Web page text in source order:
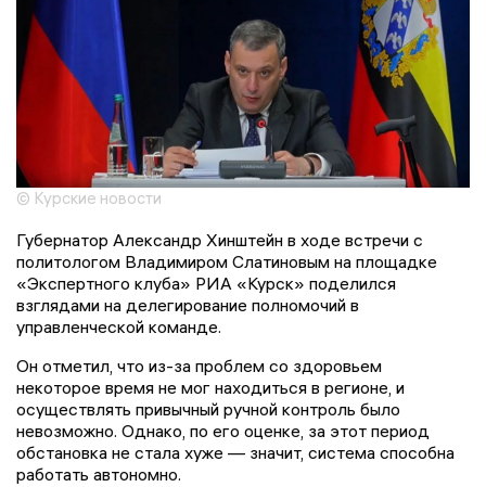
© Курские новости
Губернатор Александр Хинштейн в ходе встречи с
политологом Владимиром Слатиновым на площадке
«Экспертного клуба» РИА «Курск» поделился
взглядами на делегирование полномочий в
управленческой команде.
Он отметил, что из-за проблем со здоровьем
некоторое время не мог находиться в регионе, и
осуществлять привычный ручной контроль было
невозможно. Однако, по его оценке, за этот период
обстановка не стала хуже — значит, система способна
работать автономно.